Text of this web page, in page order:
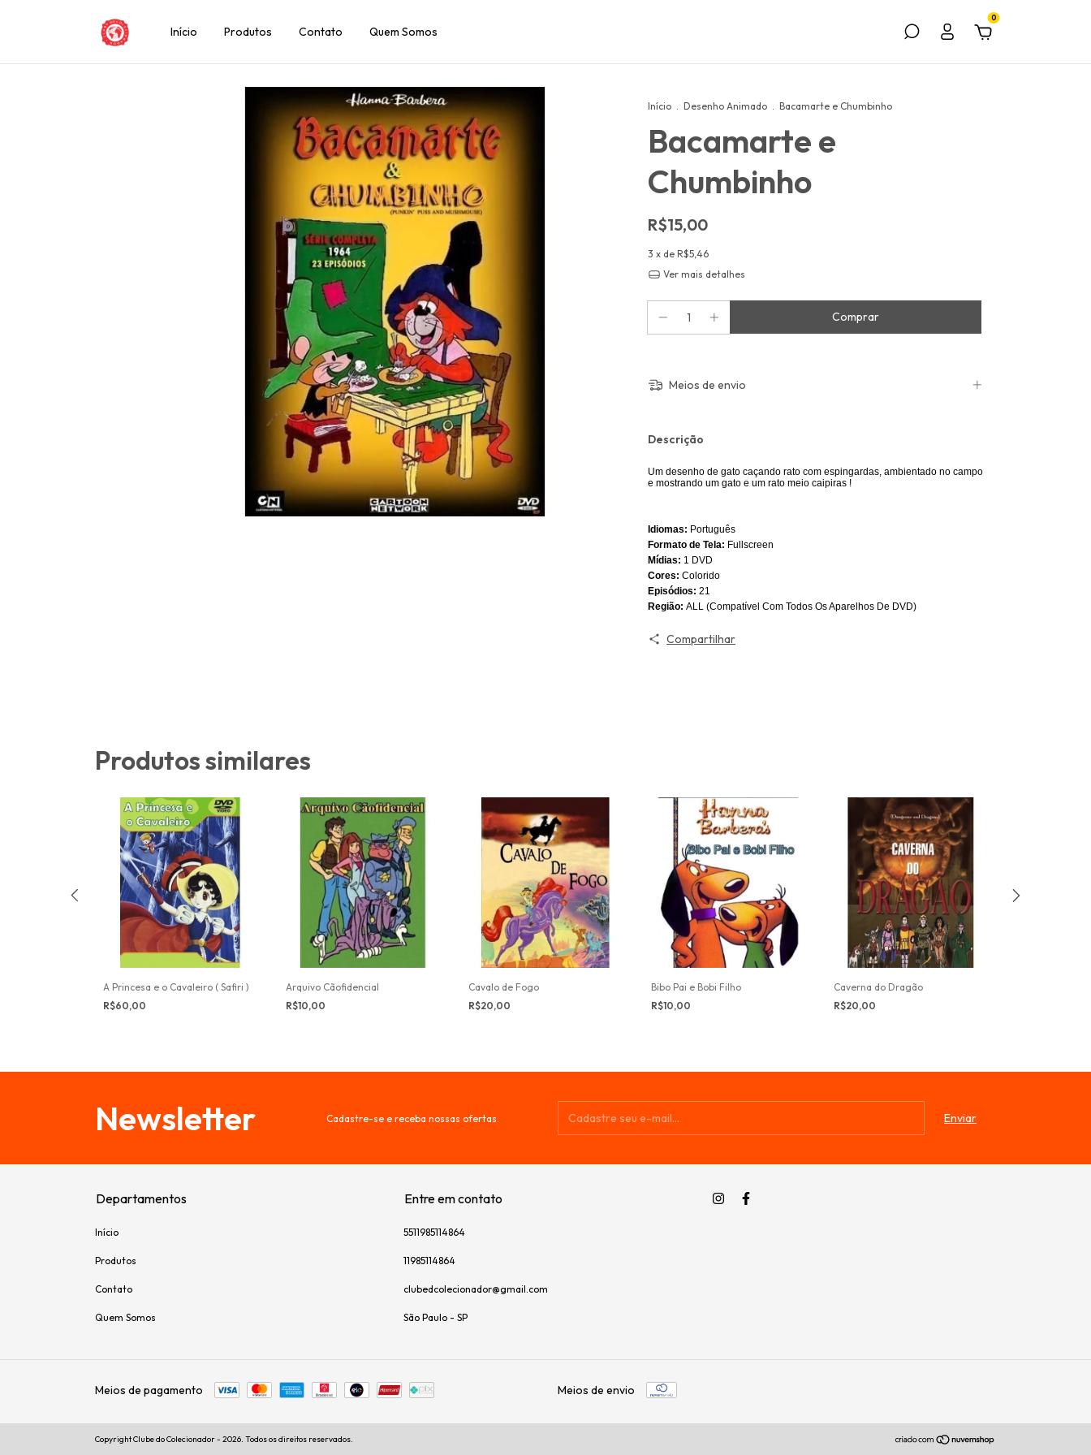
Início Produtos Contato Quem Somos
0
Início . Desenho Animado . Bacamarte e Chumbinho
Bacamarte e
Chumbinho
R$15,00
3 x de R$5,46
Ver mais detalhes
Meios de envio
Descrição
Um desenho de gato caçando rato com espingardas, ambientado no campo
e mostrando um gato e um rato meio caipiras !
Idiomas: Português
Formato de Tela: Fullscreen
Mídias: 1 DVD
Cores: Colorido
Episódios: 21
Região: ALL (Compatível Com Todos Os Aparelhos De DVD)
Compartilhar
Produtos similares
A Princesa e o Cavaleiro ( Safiri )
R$60,00
Arquivo Cãofidencial
R$10,00
Cavalo de Fogo
R$20,00
Bibo Pai e Bobi Filho
R$10,00
Caverna do Dragão
R$20,00
Newsletter Cadastre-se e receba nossas ofertas.
Departamentos
Início
Produtos
Contato
Quem Somos
Entre em contato
5511985114864
11985114864
clubedcolecionador@gmail.com
São Paulo - SP
Meios de pagamento Meios de envio
Copyright Clube do Colecionador - 2026. Todos os direitos reservados.